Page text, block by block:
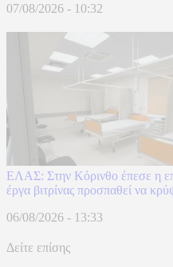
07/08/2026 - 10:32
ΕΛΑΣ: Στην Κόρινθο έπεσε η
έργα βιτρίνας προσπαθεί να
06/08/2026 - 13:33
Δείτε επίσης